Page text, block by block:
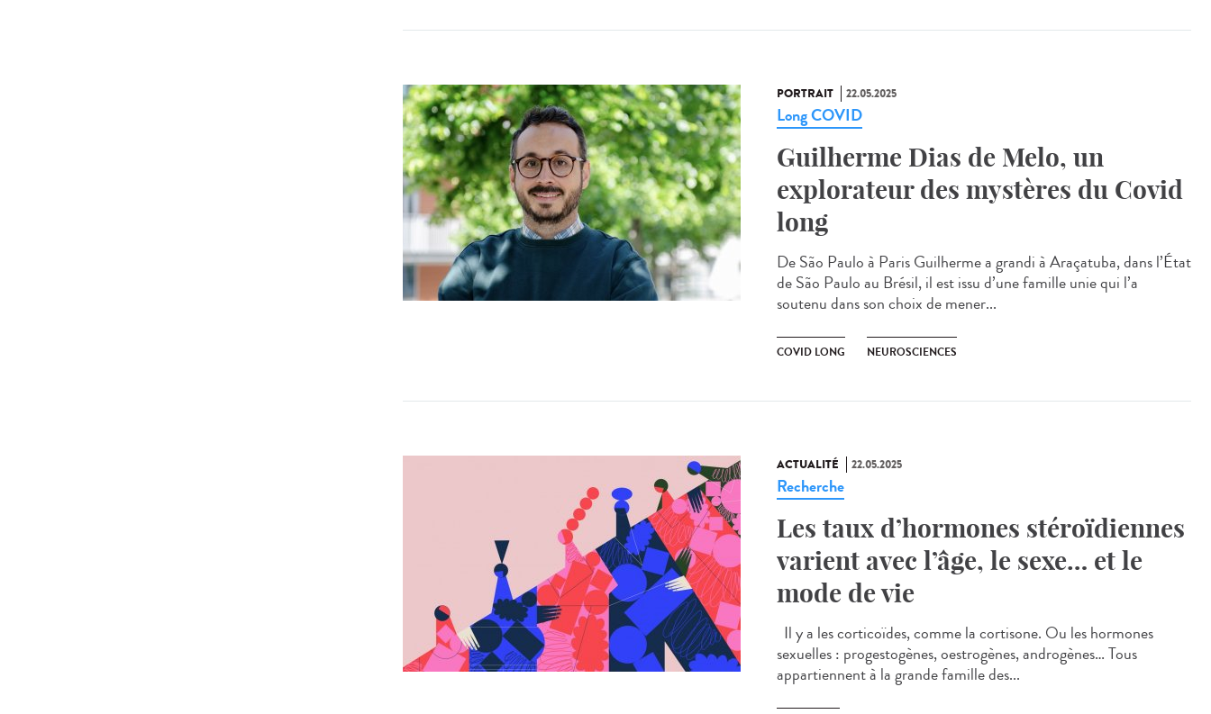
PORTRAIT 22.05.2025
Long COVID
Guilherme Dias de Melo, un
explorateur des mystères du Covid
long
De São Paulo à Paris Guilherme a grandi à Araçatuba, dans l’État
de São Paulo au Brésil, il est issu d’une famille unie qui l’a
soutenu dans son choix de mener...
COVID LONG NEUROSCIENCES
ACTUALITÉ 22.05.2025
Recherche
Les taux d’hormones stéroïdiennes
varient avec l’âge, le sexe… et le
mode de vie
Il y a les corticoïdes, comme la cortisone. Ou les hormones
sexuelles : progestogènes, oestrogènes, androgènes… Tous
appartiennent à la grande famille des...